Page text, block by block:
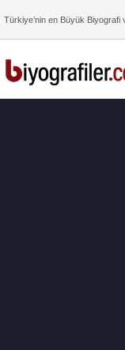
Türkiye’nin en Büyük Biyografi